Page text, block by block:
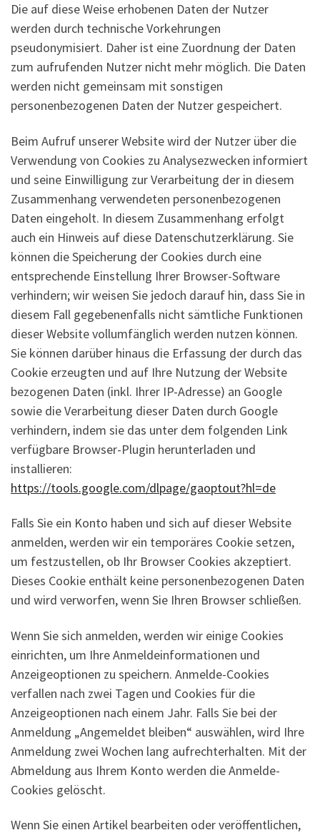
Die auf diese Weise erhobenen Daten der Nutzer
werden durch technische Vorkehrungen
pseudonymisiert. Daher ist eine Zuordnung der Daten
zum aufrufenden Nutzer nicht mehr möglich. Die Daten
werden nicht gemeinsam mit sonstigen
personenbezogenen Daten der Nutzer gespeichert.
Beim Aufruf unserer Website wird der Nutzer über die
Verwendung von Cookies zu Analysezwecken informiert
und seine Einwilligung zur Verarbeitung der in diesem
Zusammenhang verwendeten personenbezogenen
Daten eingeholt. In diesem Zusammenhang erfolgt
auch ein Hinweis auf diese Datenschutzerklärung. Sie
können die Speicherung der Cookies durch eine
entsprechende Einstellung Ihrer Browser-Software
verhindern; wir weisen Sie jedoch darauf hin, dass Sie in
diesem Fall gegebenenfalls nicht sämtliche Funktionen
dieser Website vollumfänglich werden nutzen können.
Sie können darüber hinaus die Erfassung der durch das
Cookie erzeugten und auf Ihre Nutzung der Website
bezogenen Daten (inkl. Ihrer IP-Adresse) an Google
sowie die Verarbeitung dieser Daten durch Google
verhindern, indem sie das unter dem folgenden Link
verfügbare Browser-Plugin herunterladen und
installieren:
https://tools.google.com/dlpage/gaoptout?hl=de
Falls Sie ein Konto haben und sich auf dieser Website
anmelden, werden wir ein temporäres Cookie setzen,
um festzustellen, ob Ihr Browser Cookies akzeptiert.
Dieses Cookie enthält keine personenbezogenen Daten
und wird verworfen, wenn Sie Ihren Browser schließen.
Wenn Sie sich anmelden, werden wir einige Cookies
einrichten, um Ihre Anmeldeinformationen und
Anzeigeoptionen zu speichern. Anmelde-Cookies
verfallen nach zwei Tagen und Cookies für die
Anzeigeoptionen nach einem Jahr. Falls Sie bei der
Anmeldung „Angemeldet bleiben“ auswählen, wird Ihre
Anmeldung zwei Wochen lang aufrechterhalten. Mit der
Abmeldung aus Ihrem Konto werden die Anmelde-
Cookies gelöscht.
Wenn Sie einen Artikel bearbeiten oder veröffentlichen,